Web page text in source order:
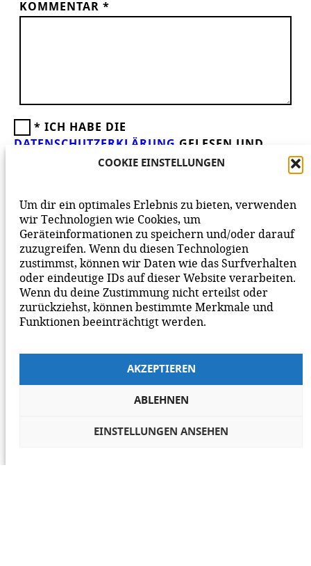
COOKIE EINSTELLUNGEN
Um dir ein optimales Erlebnis zu bieten, verwenden
wir Technologien wie Cookies, um
Geräteinformationen zu speichern und/oder darauf
zuzugreifen. Wenn du diesen Technologien
zustimmst, können wir Daten wie das Surfverhalten
oder eindeutige IDs auf dieser Website verarbeiten.
Wenn du deine Zustimmung nicht erteilst oder
zurückziehst, können bestimmte Merkmale und
Funktionen beeinträchtigt werden.
AKZEPTIEREN
ABLEHNEN
EINSTELLUNGEN ANSEHEN
KOMMENTAR *
* ICH HABE DIE
DATENSCHUTZERKLÄRUNG GELESEN UND
AKZEPTIERE DIESE.WIR FREUEN UNS ÜBER
MITEINANDER AUF UNSERER SEITE.